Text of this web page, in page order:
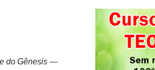
do Gênesis —